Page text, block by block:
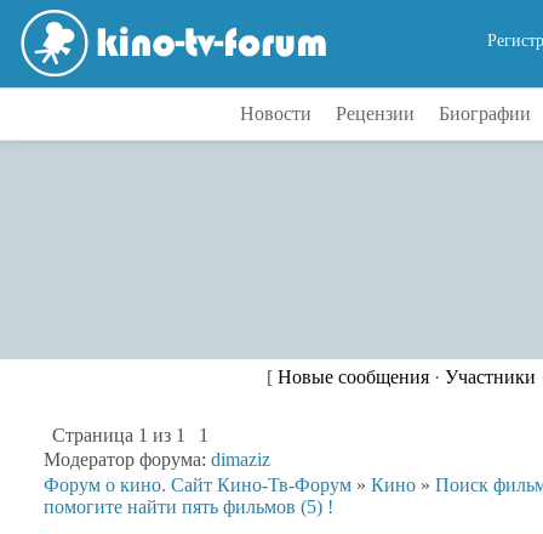
Новости Рецензии Биографии
[ Новые сообщения· Участники
Страница 1 из 1
1
Модератор форума: dimaziz
Форум о кино. Сайт Кино-Тв-Форум » Кино » Поиск
помогите найти пять фильмов (5) !